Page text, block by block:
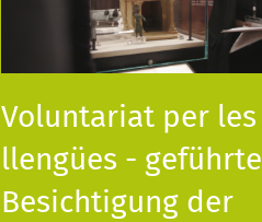
Voluntariat per les
llengües - geführte
Besichtigung der